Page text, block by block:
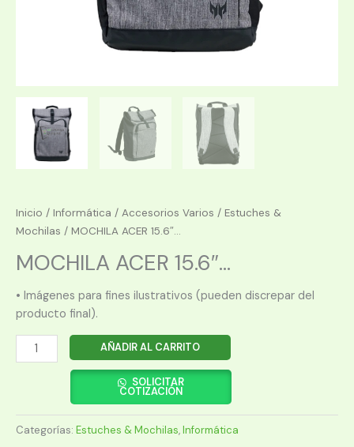
Inicio / Informática / Accesorios Varios / Estuches &
Mochilas / MOCHILA ACER 15.6″...
MOCHILA ACER 15.6″...
• Imágenes para fines ilustrativos (pueden discrepar del
producto final).
MOCHILA
ACER
JR.
ROLLTOP
AÑADIR AL CARRITO
SOLICITAR
COTIZACIÓN
Categorías: Estuches & Mochilas,Informática